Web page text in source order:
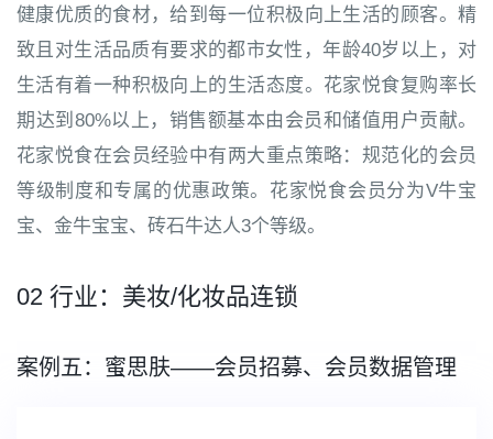
健康优质的食材，给到每一位积极向上生活的顾客。精
致且对生活品质有要求的都市女性，年龄40岁以上，对
生活有着一种积极向上的生活态度。花家悦食复购率长
期达到80%以上，销售额基本由会员和储值用户贡献。
花家悦食在会员经验中有两大重点策略：规范化的会员
等级制度和专属的优惠政策。花家悦食会员分为V牛宝
宝、金牛宝宝、砖石牛达人3个等级。
02 行业：美妆/化妆品连锁
案例五：蜜思肤——会员招募、会员数据管理